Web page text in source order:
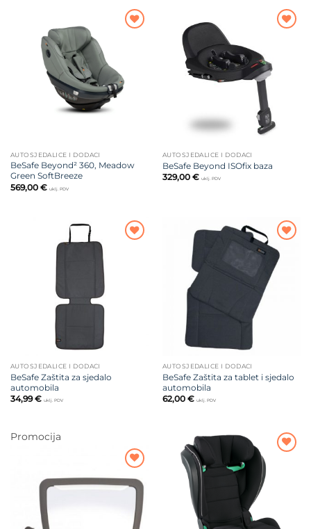
AUTOSJEDALICE I DODACI
BeSafe Beyond² 360, Meadow
Green SoftBreeze
569,00 € uklj. PDV
AUTOSJEDALICE I DODACI
BeSafe Beyond ISOfix baza
329,00 € uklj. PDV
AUTOSJEDALICE I DODACI
BeSafe Zaštita za sjedalo
automobila
34,99€ uklj. PDV
Dodajte
na listu
želja
AUTOSJEDALICE I DODACI
BeSafe Zaštita za tablet i sjedalo
automobila
62,00 € uklj. PDV
Promocija
Dodajte
na listu